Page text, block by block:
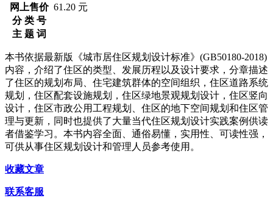
网上售价 61.20 元
分 类 号
主 题 词
本书依据最新版《城市居住区规划设计标准》(GB50180-2018)
内容，介绍了住区的类型、发展历程以及设计要求，分章描述
了住区的规划布局、住宅建筑群体的空间组织，住区道路系统
规划，住区配套设施规划，住区绿地景观规划设计，住区竖向
设计，住区市政公用工程规划、住区的地下空间规划和住区管
理与更新，同时也提供了大量当代住区规划设计实践案例供读
者借鉴学习。本书内容全面、通俗易懂，实用性、可读性强，
可供从事住区规划设计和管理人员参考使用。
收藏文章
联系客服